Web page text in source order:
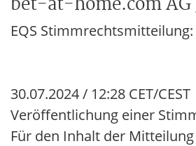
EQS
30.07.2024 / 12:28 CET/CEST
Veröffentlichung einer
Für den Inhalt der